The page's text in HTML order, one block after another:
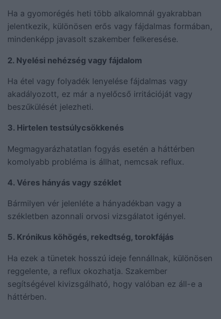
Ha a gyomorégés heti több alkalomnál gyakrabban
jelentkezik, különösen erős vagy fájdalmas formában,
mindenképp javasolt szakember felkeresése.
2. Nyelési nehézség vagy fájdalom
Ha étel vagy folyadék lenyelése fájdalmas vagy
akadályozott, ez már a nyelőcső irritációját vagy
beszűkülését jelezheti.
3. Hirtelen testsúlycsökkenés
Megmagyarázhatatlan fogyás esetén a háttérben
komolyabb probléma is állhat, nemcsak reflux.
4. Véres hányás vagy széklet
Bármilyen vér jelenléte a hányadékban vagy a
székletben azonnali orvosi vizsgálatot igényel.
5. Krónikus köhögés, rekedtség, torokfájás
Ha ezek a tünetek hosszú ideje fennállnak, különösen
reggelente, a reflux okozhatja. Szakember
segítségével kivizsgálható, hogy valóban ez áll-e a
háttérben.